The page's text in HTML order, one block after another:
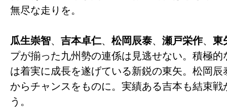
無尽な走りを。
瓜生崇智、 吉本卓仁、 松岡辰泰、 瀬戸栄作、 東
プが揃った九州勢の連係は見逃せない。積極
は着実に成長を遂げている新鋭の東矢。松岡
からチャンスをものに。実績ある吉本も結束戦
う。